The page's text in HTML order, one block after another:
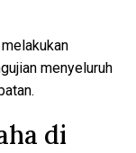
menyeluruh
di